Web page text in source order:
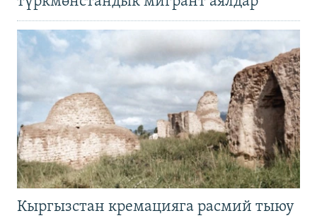
Кыргызстан кремацияга расмий тыюу